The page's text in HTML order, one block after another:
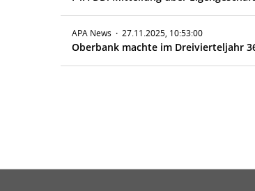
APA News · 27.11.2025, 10:53:00
Oberbank machte im Dreivierteljahr